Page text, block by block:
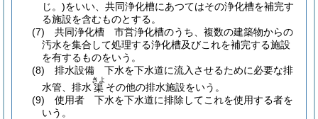
じ。)をいい、共同浄化槽にあつてはその浄化槽を補完す
る施設を含むものとする。
(7)
共同浄化槽 市営浄化槽のうち、複数の建築物からの
汚水を集合して処理する浄化槽及びこれを補完する施設
を有するものをいう。
(8)
排水設備 下水を下水道に流入させるために必要な排
水管、排水 渠
きよ
その他の排水施設をいう。
(9)
使用者 下水を下水道に排除してこれを使用する者を
いう。